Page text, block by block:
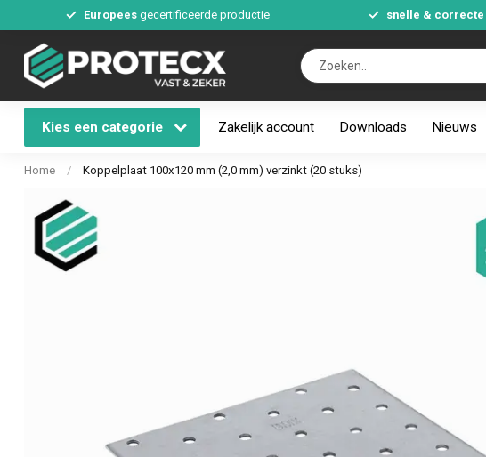
Europeesgecertificeerde productie snelle & correcte
Kies een categorie Zakelijk account Downloads Nieuws
Home / Koppelplaat 100x120 mm (2,0 mm) verzinkt (20 stuks)